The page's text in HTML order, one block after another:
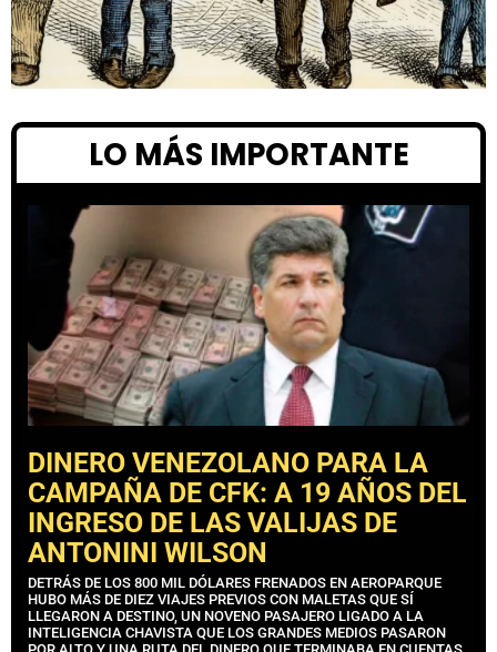
LO MÁS IMPORTANTE
DINERO VENEZOLANO PARA LA
CAMPAÑA DE CFK: A 19 AÑOS DEL
INGRESO DE LAS VALIJAS DE
ANTONINI WILSON
DETRÁS DE LOS 800 MIL DÓLARES FRENADOS EN AEROPARQUE
HUBO MÁS DE DIEZ VIAJES PREVIOS CON MALETAS QUE SÍ
LLEGARON A DESTINO, UN NOVENO PASAJERO LIGADO A LA
INTELIGENCIA CHAVISTA QUE LOS GRANDES MEDIOS PASARON